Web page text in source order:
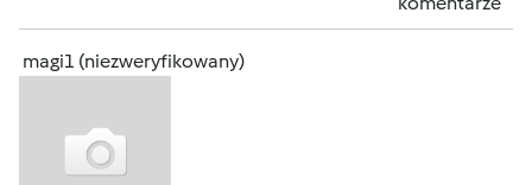
magi1 (niezweryfikowany)